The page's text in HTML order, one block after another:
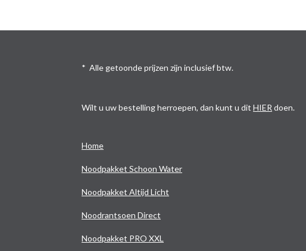
* Alle getoonde prijzen zijn inclusief btw.
Wilt u uw bestelling herroepen, dan kunt u dit HIER doen.
Home
Noodpakket Schoon Water
Noodpakket Altijd Licht
Noodrantsoen Direct
Noodpakket PRO XXL